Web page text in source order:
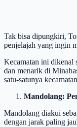
Tak bisa dipungkiri,
penjelajah yang ingin
Kecamatan ini dikenal
dan menarik di
satu-satunya
Mandolang:
Mandolang diakui
dengan jarak paling